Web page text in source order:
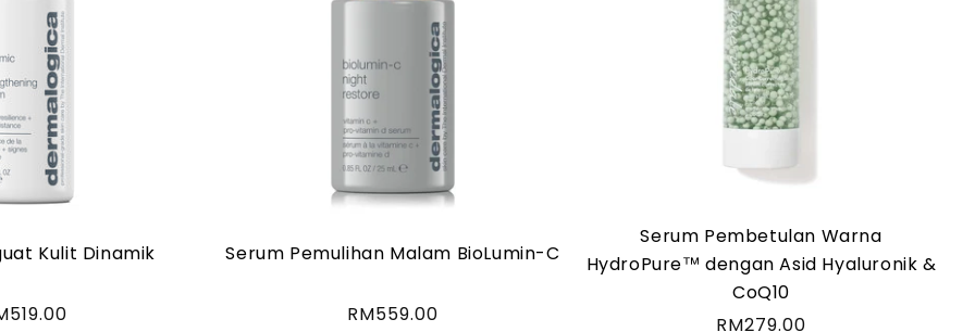
Kulit Dinamik Serum Pemulihan Malam BioLumin-C
Harga
RM559.00
Serum Pembetulan Warna
HydroPure™ dengan Asid Hyaluronik &
CoQ10
Harga
RM279.00